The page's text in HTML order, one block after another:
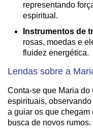
representando
espiritual.
Instrumentos de
rosas, moedas e
fluidez energética.
Lendas sobre a
Conta-se que Maria
espirituais,
a guiar os que chegam
busca de novos rumos.